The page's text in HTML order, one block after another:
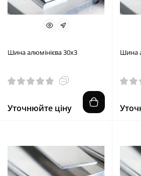
Шина алюмінієва 30х3
Уточнюйте ціну
Шина